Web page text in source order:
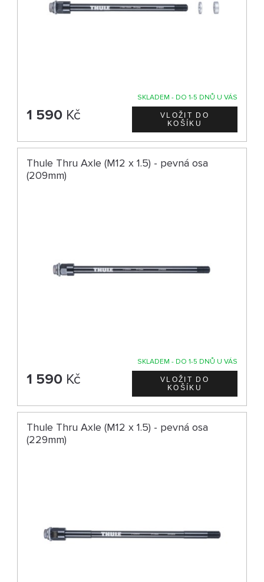
SKLADEM - DO 1-5 DNŮ U VÁS
1 590 Kč
Thule Thru Axle (M12 x 1.5) - pevná osa
(209mm)
SKLADEM - DO 1-5 DNŮ U VÁS
1 590 Kč
Thule Thru Axle (M12 x 1.5) - pevná osa
(229mm)